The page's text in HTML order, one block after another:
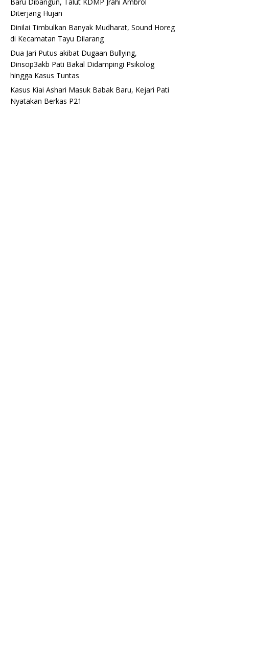
Diterjang Hujan
Dinilai Timbulkan Banyak Mudharat, Sound Horeg
di Kecamatan Tayu Dilarang
Dua Jari Putus akibat Dugaan Bullying,
Dinsop3akb Pati Bakal Didampingi Psikolog
hingga Kasus Tuntas
Kasus Kiai Ashari Masuk Babak Baru, Kejari Pati
Nyatakan Berkas P21